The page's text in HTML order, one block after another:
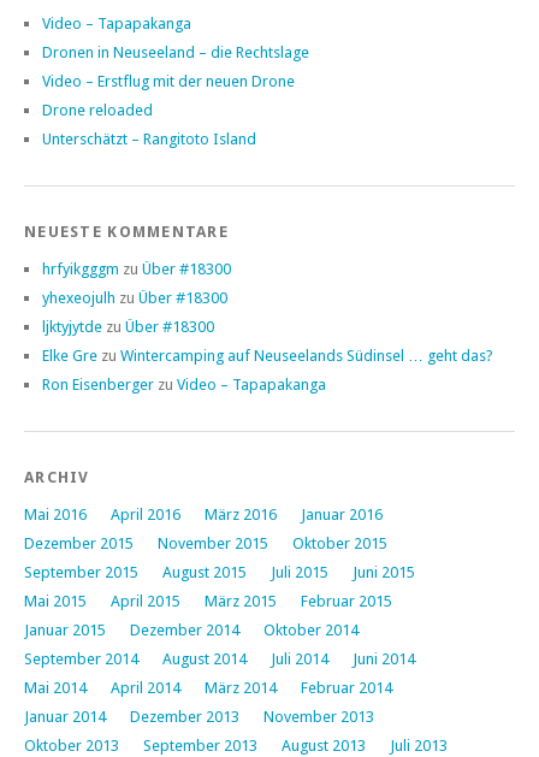
Video – Tapapakanga
Dronen in Neuseeland – die Rechtslage
Video – Erstflug mit der neuen Drone
Drone reloaded
Unterschätzt – Rangitoto Island
NEUESTE KOMMENTARE
hrfyikgggm zu Über #18300
yhexeojulh zu Über #18300
ljktyjytde zu Über #18300
Elke Gre zu Wintercamping auf Neuseelands Südinsel … geht das?
Ron Eisenberger zu Video – Tapapakanga
ARCHIV
Mai 2016 April 2016 März 2016
Januar 2016
Dezember 2015
November 2015
Oktober 2015
September 2015
August 2015 Juli 2015
Juni 2015
Mai 2015
April 2015 März 2015
Februar 2015
Januar 2015
Dezember 2014
Oktober 2014
September 2014
August 2014 Juli 2014
Juni 2014
Mai 2014
April 2014 März 2014
Februar 2014
Januar 2014
Dezember 2013
November 2013
Oktober 2013
September 2013 August 2013
Juli 2013